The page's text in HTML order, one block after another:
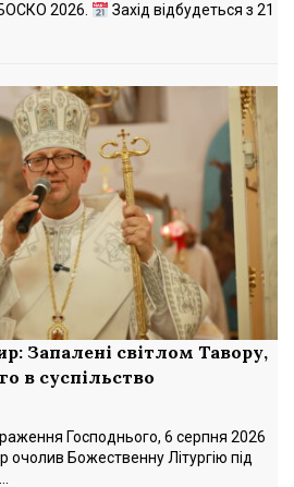
2026.
Захід відбудеться з 21
Запалені світлом Тавору,
в суспільство
Господнього, 6 серпня 2026
Божественну Літургію під